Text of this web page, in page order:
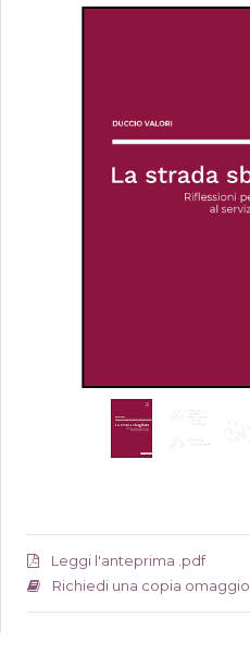
Leggi l'anteprima .pdf
Richiedi una copia omaggio